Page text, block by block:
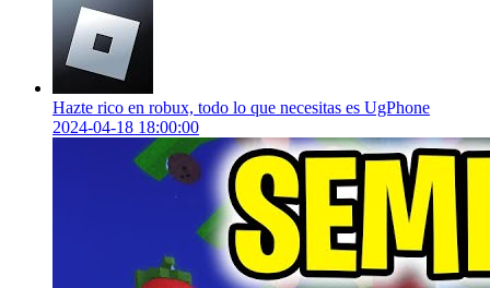
Hazte rico en robux, todo lo que necesitas es UgPhone
2024-04-18 18:00:00